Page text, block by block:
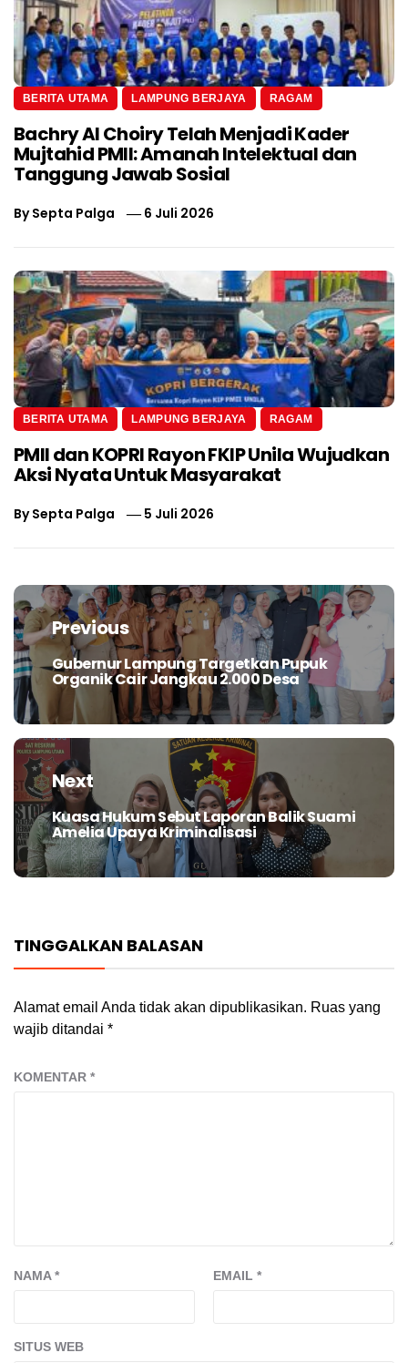
BERITA UTAMA LAMPUNG BERJAYA RAGAM
Bachry Al Choiry Telah Menjadi Kader
Mujtahid PMII: Amanah Intelektual dan
Tanggung Jawab Sosial
BySepta Palga 6 Juli 2026
BERITA UTAMA LAMPUNG BERJAYA RAGAM
PMII dan KOPRI Rayon FKIP Unila Wujudkan
Aksi Nyata Untuk Masyarakat
BySepta Palga 5 Juli 2026
Navigasi
posPrevious
Previous
post:
Gubernur Lampung Targetkan Pupuk
Organik Cair Jangkau 2.000 Desa
Next
Next
post:
Kuasa Hukum Sebut Laporan Balik Suami
Amelia Upaya Kriminalisasi
TINGGALKAN BALASAN
Alamat email Anda tidak akan dipublikasikan. Ruas yang
wajib ditandai *
KOMENTAR *
NAMA* EMAIL *
SITUS WEB